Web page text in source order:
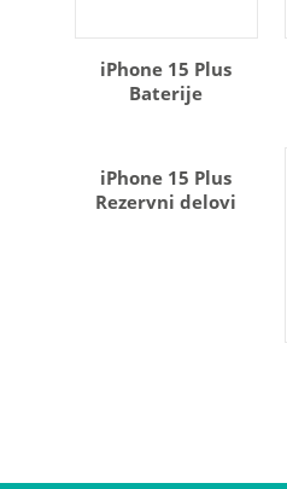
iPhone 15 Plus
Baterije
iPhone 15 Plus
Rezervni delovi